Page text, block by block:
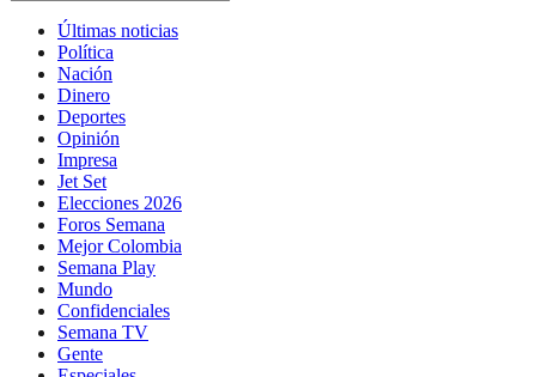
Últimas noticias
Política
Nación
Dinero
Deportes
Opinión
Impresa
Jet Set
Elecciones 2026
Foros Semana
Mejor Colombia
Semana Play
Mundo
Confidenciales
Semana TV
Gente